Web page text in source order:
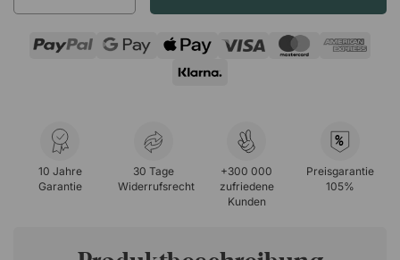
10 Jahre
Garantie
30 Tage
Widerrufsrecht
+300 000
zufriedene
Kunden
%
Preisgarantie
105%